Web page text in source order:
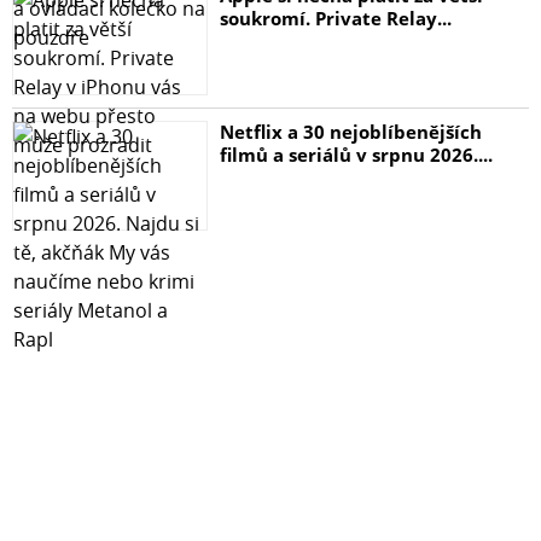
soukromí. Private Relay...
Netflix a 30 nejoblíbenějších
filmů a seriálů v srpnu 2026....